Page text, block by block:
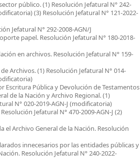
público. (1) Resolución Jefatural N° 242-
(3) Resolución Jefatural N° 121-2022-
Jefatural N° 292-2008-AGN/J
papel. Resolución Jefatural N° 180-2018-
en archivos. Resolución Jefatural N° 159-
Archivos. (1) Resolución Jefatural N° 014-
Escritura Pública y Devolución de Testamentos
de la Nación y Archivo Regional. (1)
N° 020-2019-AGN-J (modificatoria)
Jefatural N° 470-2009-AGN-J (2)
Archivo General de la Nación. Resolución
innecesarios por las entidades públicas y
Resolución Jefatural N° 240-2022-